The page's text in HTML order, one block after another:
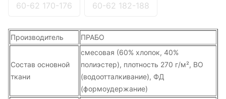
60-62 170-176 60-62 182-188
Производитель ПРАБО
Состав основной
ткани
смесовая (60% хлопок, 40%
полиэстер), плотность 270 г/м², ВО
(водоотталкивание), ФД
(формоудержание)